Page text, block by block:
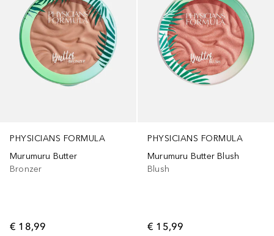
PHYSICIANS FORMULA
Murumuru Butter
Bronzer
€ 18,99
PHYSICIANS FORMULA
Murumuru Butter Blush
Blush
€ 15,99